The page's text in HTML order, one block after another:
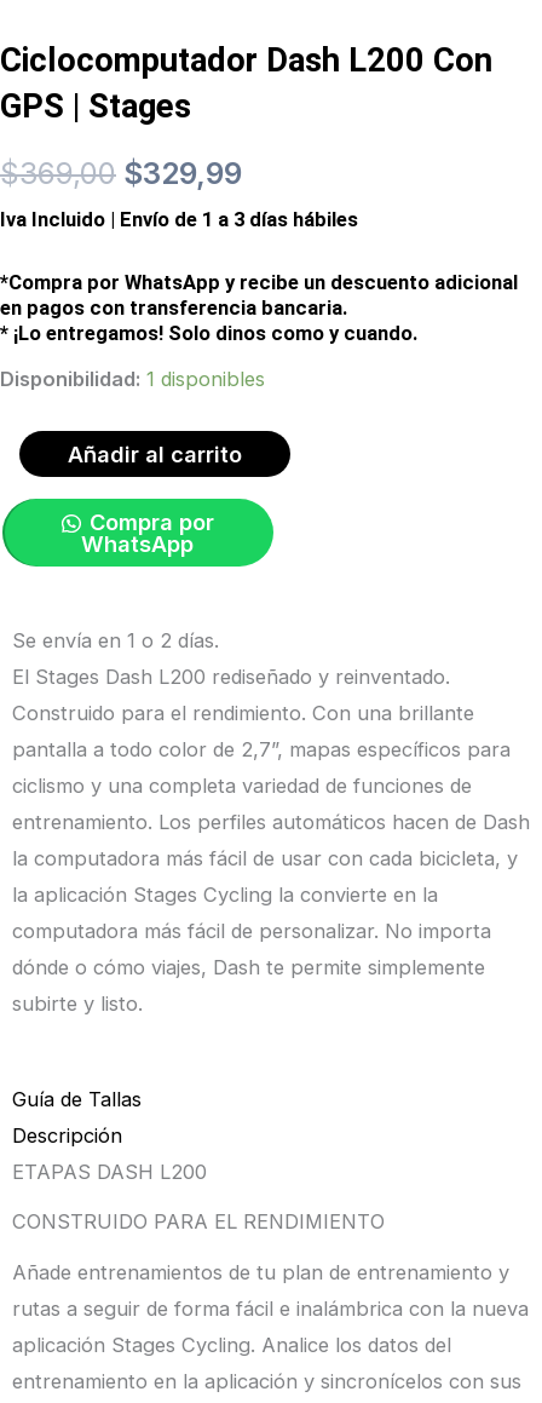
Ciclocomputador Dash L200 Con
GPS | Stages
$369,00 El
precio
original
era:
$369,00.
$329,99
precio
actual
es:
$329,99.
Iva Incluido | Envío de 1 a 3 días hábiles
*Compra por WhatsApp y recibe un descuento adicional
en pagos con transferencia bancaria.
* ¡Lo entregamos! Solo dinos como y cuando.
Disponibilidad: 1 disponibles
Ciclocomputador
L200
GPS
cantidad
Añadir al carrito
Compra por
WhatsApp
Se envía en 1 o 2 días.
El Stages Dash L200 rediseñado y reinventado.
Construido para el rendimiento. Con una brillante
pantalla a todo color de 2,7”, mapas específicos para
ciclismo y una completa variedad de funciones de
entrenamiento. Los perfiles automáticos hacen de Dash
la computadora más fácil de usar con cada bicicleta, y
la aplicación Stages Cycling la convierte en la
computadora más fácil de personalizar. No importa
dónde o cómo viajes, Dash te permite simplemente
subirte y listo.
Guía de Tallas
Descripción
ETAPAS DASH L200
CONSTRUIDO PARA EL RENDIMIENTO
Añade entrenamientos de tu plan de entrenamiento y
rutas a seguir de forma fácil e inalámbrica con la nueva
aplicación Stages Cycling. Analice los datos del
entrenamiento en la aplicación y sincronícelos con sus